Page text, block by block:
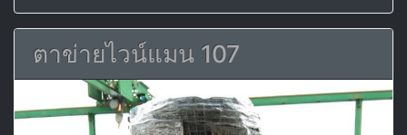
ตาข่ายไวน์แมน 107